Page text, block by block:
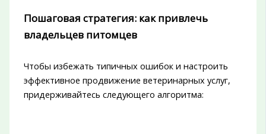
Пошаговая стратегия: как привлечь
владельцев питомцев
Чтобы избежать типичных ошибок и настроить
эффективное продвижение ветеринарных услуг,
придерживайтесь следующего алгоритма: